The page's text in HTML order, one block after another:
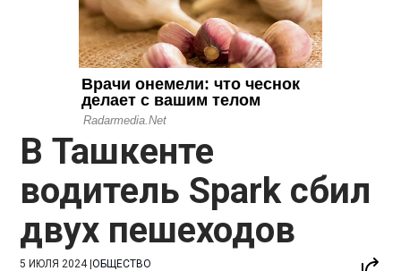
В Ташкенте
водитель Spark сбил
двух пешеходов
5 ИЮЛЯ 2024|ОБЩЕСТВО